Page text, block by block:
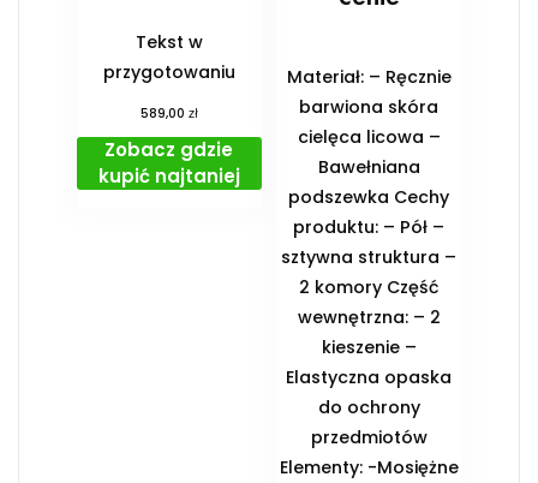
Tekst w
przygotowaniu
589,00 zł
Zobacz gdzie
kupić najtaniej
Materiał: – Ręcznie
barwiona skóra
cielęca licowa –
Bawełniana
podszewka Cechy
produktu: – Pół –
sztywna struktura –
2 komory Część
wewnętrzna: – 2
kieszenie –
Elastyczna opaska
do ochrony
przedmiotów
Elementy: -Mosiężne